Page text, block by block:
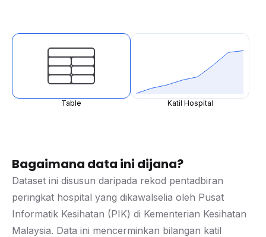
Table Katil Hospital
Bagaimana data ini dijana?
Dataset ini disusun daripada rekod pentadbiran
peringkat hospital yang dikawalselia oleh Pusat
Informatik Kesihatan (PIK) di Kementerian Kesihatan
Malaysia. Data ini mencerminkan bilangan katil